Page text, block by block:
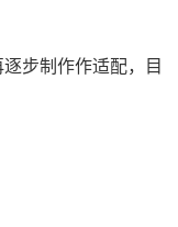
步制作作适配，目